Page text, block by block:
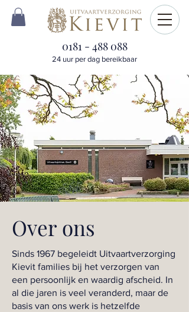
0181 - 488 088
24 uur per dag bereikbaar
Over ons
Sinds 1967 begeleidt Uitvaartverzorging
Kievit families bij het verzorgen van
een persoonlijk en waardig afscheid. In
al die jaren is veel veranderd, maar de
basis van ons werk is hetzelfde